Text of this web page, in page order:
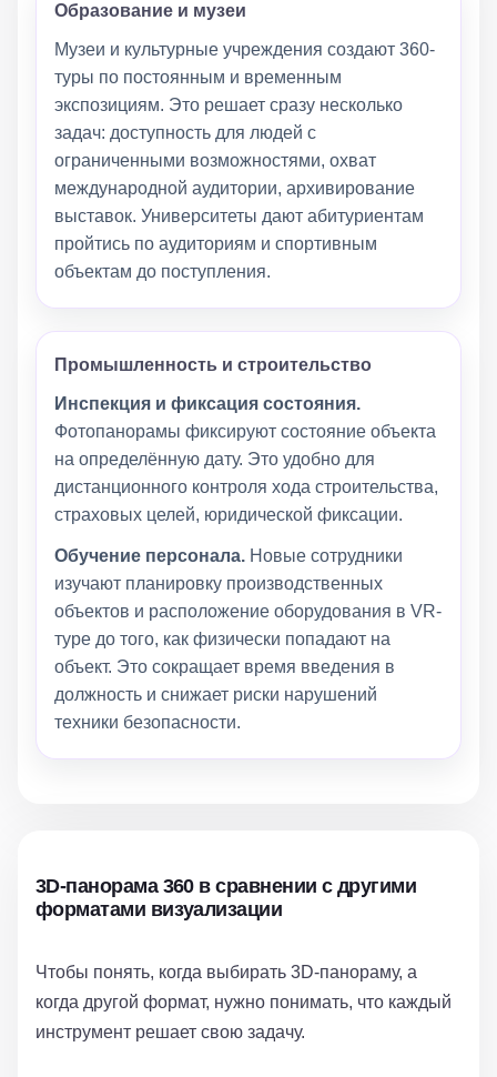
Образование и музеи
Музеи и культурные учреждения создают 360-
туры по постоянным и временным
экспозициям. Это решает сразу несколько
задач: доступность для людей с
ограниченными возможностями, охват
международной аудитории, архивирование
выставок. Университеты дают абитуриентам
пройтись по аудиториям и спортивным
объектам до поступления.
Промышленность и строительство
Инспекция и фиксация состояния.
Фотопанорамы фиксируют состояние объекта
на определённую дату. Это удобно для
дистанционного контроля хода строительства,
страховых целей, юридической фиксации.
Обучение персонала. Новые сотрудники
изучают планировку производственных
объектов и расположение оборудования в VR-
туре до того, как физически попадают на
объект. Это сокращает время введения в
должность и снижает риски нарушений
техники безопасности.
3D-панорама 360 в сравнении с другими
форматами визуализации
Чтобы понять, когда выбирать 3D-панораму, а
когда другой формат, нужно понимать, что каждый
инструмент решает свою задачу.